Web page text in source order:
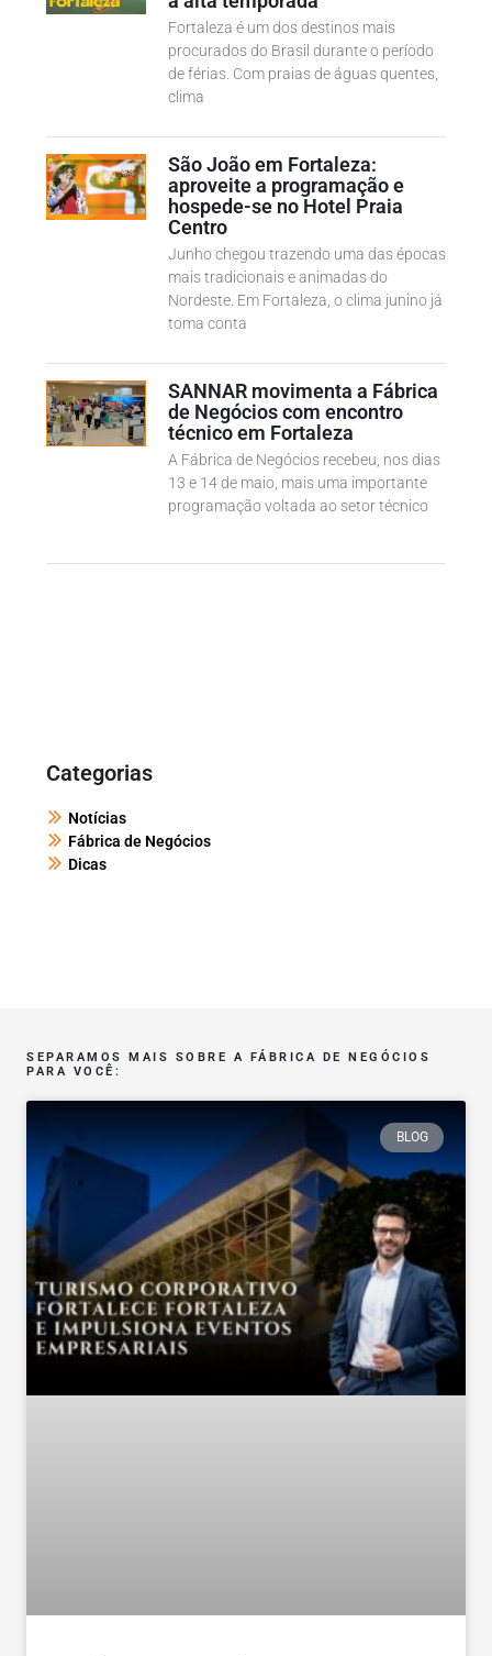
Fortaleza é um dos destinos mais
procurados do Brasil durante o período
de férias. Com praias de águas quentes,
clima
São João em Fortaleza:
aproveite a programação e
hospede-se no Hotel Praia
Centro
Junho chegou trazendo uma das épocas
mais tradicionais e animadas do
Nordeste. Em Fortaleza, o clima junino já
toma conta
SANNAR movimenta a Fábrica
de Negócios com encontro
técnico em Fortaleza
A Fábrica de Negócios recebeu, nos dias
13 e 14 de maio, mais uma importante
programação voltada ao setor técnico
Categorias
Notícias
Fábrica de Negócios
Dicas
SEPARAMOS MAIS SOBRE A FÁBRICA DE NEGÓCIOS
PARA VOCÊ:
BLOG